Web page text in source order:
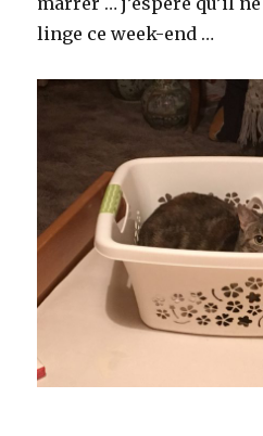
linge ce week-end …